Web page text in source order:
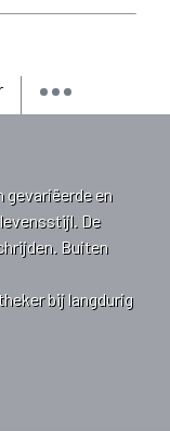
gevariëerde en
De
Buiten
bij langdurig